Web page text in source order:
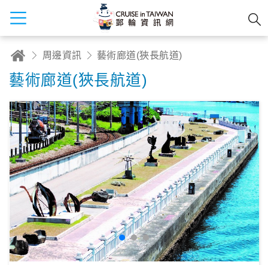
周邊資訊 藝術廊道(狹長航道)
藝術廊道(狹長航道)